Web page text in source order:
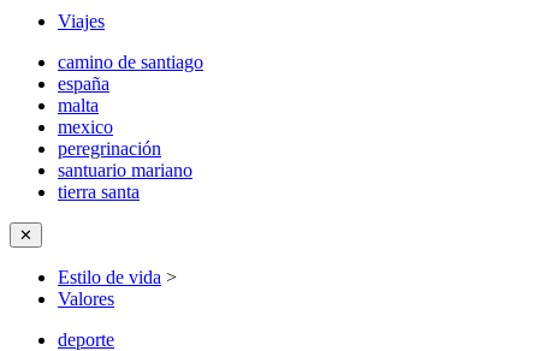
Viajes
camino de santiago
españa
malta
mexico
peregrinación
santuario mariano
tierra santa
✕
Estilo de vida >
Valores
deporte